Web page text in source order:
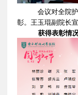
会议对全院
彰。王玉琨副院长
获得表彰情